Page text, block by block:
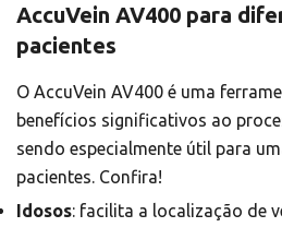
AccuVein AV400 para
pacientes
O AccuVein AV400 é uma
benefícios significativos ao
sendo especialmente útil para
pacientes. Confira!
Idosos: facilita a localização de